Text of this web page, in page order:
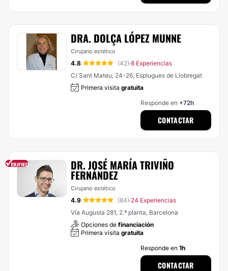
DRA. DOLÇA LÓPEZ MUNNE
Cirujano estético
4.8 (42)·8 Experiencias
C/ Sant Mateu, 24-26, Esplugues de Llobregat
Primera visita gratuita
Responde en +72h
CONTACTAR
DR. JOSÉ MARÍA TRIVIÑO
FERNÁNDEZ
Cirujano estético
4.9 (84)·24 Experiencias
Vía Augusta 281, 2.ª planta, Barcelona
Opciones de financiación
Primera visita gratuita
Responde en 1h
CONTACTAR